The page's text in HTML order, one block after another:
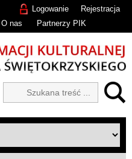
Rejestracja
Logowanie
O nas Partnerzy PIK